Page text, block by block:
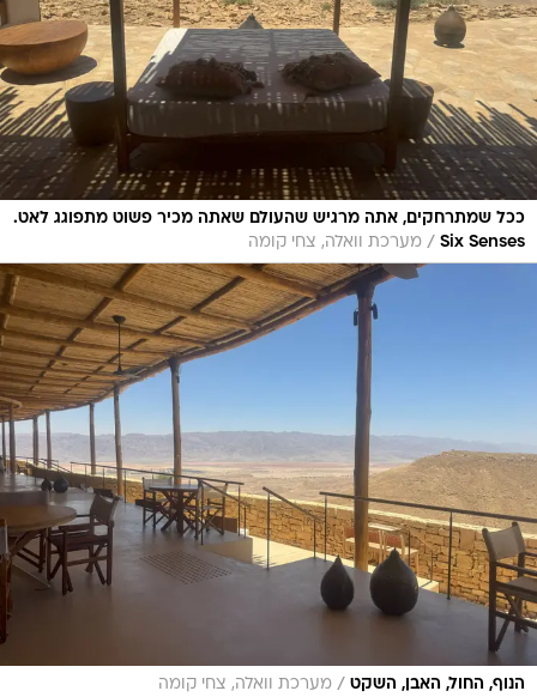
ככל שמתרחקים, אתה מרגיש שהעולם שאתה מכיר פשוט מתפוגג לאט.
Six Senses
/ מערכת וואלה, צחי קומה
הנוף, החול, האבן, השקט / מערכת וואלה, צחי קומה